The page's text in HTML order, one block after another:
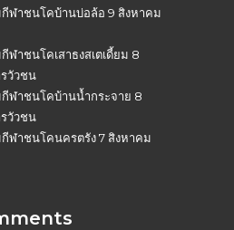
ฬาชนโคบ้านบ่อล้อ 9 สิงหาคม
าชนโคเสาธงสเตเดี้ยม 8
วัวชน
ฬาชนโคบ้านน้ำกระจาย 8
วัวชน
ฬาชนโคนครตรัง 7 สิงหาคม